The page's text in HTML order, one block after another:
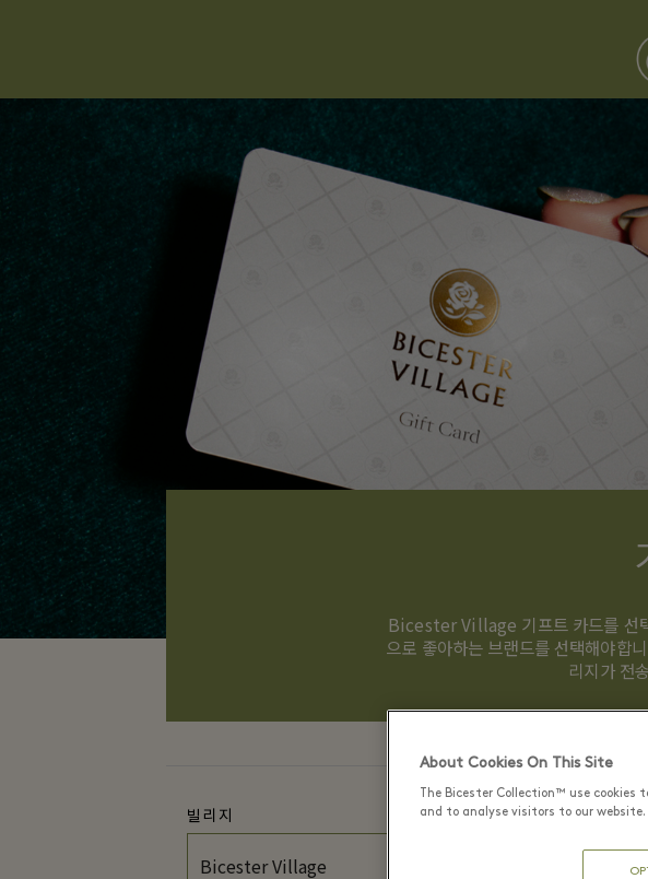
Bicester Village 기프트 카드를 선
으로 좋아하는 브랜드를 선택해야합
리지가 전
빌리지
About Cookies On This Site
The Bicester Collection™ use
and to analyse visitors to our